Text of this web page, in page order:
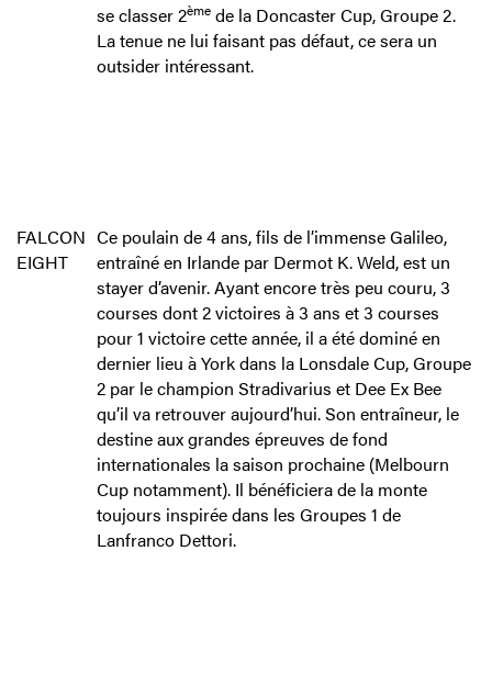
se classer 2ème de la Doncaster Cup, Groupe 2.
La tenue ne lui faisant pas défaut, ce sera un
outsider intéressant.
FALCON
EIGHT
Ce poulain de 4 ans, fils de l’immense Galileo,
entraîné en Irlande par Dermot K. Weld, est un
stayer d’avenir. Ayant encore très peu couru, 3
courses dont 2 victoires à 3 ans et 3 courses
pour 1 victoire cette année, il a été dominé en
dernier lieu à York dans la Lonsdale Cup, Groupe
2 par le champion Stradivarius et Dee Ex Bee
qu’il va retrouver aujourd’hui. Son entraîneur, le
destine aux grandes épreuves de fond
internationales la saison prochaine (Melbourn
Cup notamment). Il bénéficiera de la monte
toujours inspirée dans les Groupes 1 de
Lanfranco Dettori.